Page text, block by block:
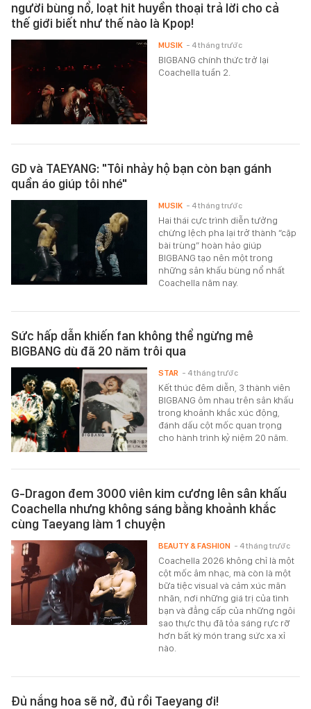
người bùng nổ, loạt hit huyền thoại trả lời cho cả
thế giới biết như thế nào là Kpop!
BIGBANG chính thức trở lại
Coachella tuần 2.
MUSIK - 4 tháng trước
GD và TAEYANG: "Tôi nhảy hộ bạn còn bạn gánh
quần áo giúp tôi nhé"
Hai thái cực trình diễn tưởng
chừng lệch pha lại trở thành “cặp
bài trùng” hoàn hảo giúp
BIGBANG tạo nên một trong
những sân khấu bùng nổ nhất
Coachella năm nay.
MUSIK - 4 tháng trước
Sức hấp dẫn khiến fan không thể ngừng mê
BIGBANG dù đã 20 năm trôi qua
Kết thúc đêm diễn, 3 thành viên
BIGBANG ôm nhau trên sân khấu
trong khoảnh khắc xúc động,
đánh dấu cột mốc quan trọng
cho hành trình kỷ niệm 20 năm.
STAR - 4 tháng trước
G-Dragon đem 3000 viên kim cương lên sân khấu
Coachella nhưng không sáng bằng khoảnh khắc
cùng Taeyang làm 1 chuyện
Coachella 2026 không chỉ là một
cột mốc âm nhạc, mà còn là một
bữa tiệc visual và cảm xúc mãn
nhãn, nơi những giá trị của tình
bạn và đẳng cấp của những ngôi
sao thực thụ đã tỏa sáng rực rỡ
hơn bất kỳ món trang sức xa xỉ
nào.
BEAUTY & FASHION - 4 tháng trước
Đủ nắng hoa sẽ nở, đủ rồi Taeyang ơi!